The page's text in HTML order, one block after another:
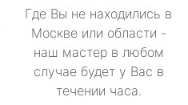
Где Вы не находились в
Москве или области -
наш мастер в любом
случае будет у Вас в
течении часа.